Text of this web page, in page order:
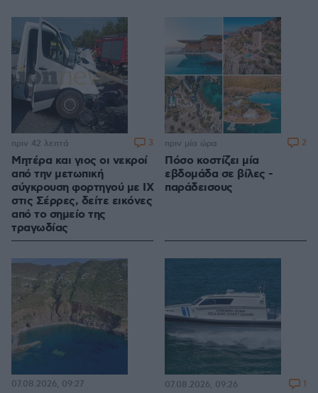
Μητέρα και γιος οι νεκροί
από την μετωπική
σύγκρουση φορτηγού με ΙΧ
στις Σέρρες, δείτε εικόνες
από το σημείο της
τραγωδίας
πριν 42 λεπτά 3
Πόσο κοστίζει μία
εβδομάδα σε βίλες -
παράδεισους
πριν μία ώρα 2
07.08.2026, 09:27 07.08.2026, 09:26 1